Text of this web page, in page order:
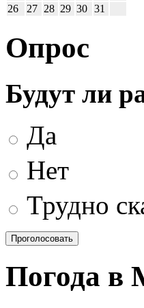
26
27 28 29 30 31
Опрос
Будут ли
Да
Нет
Трудно
Погода в